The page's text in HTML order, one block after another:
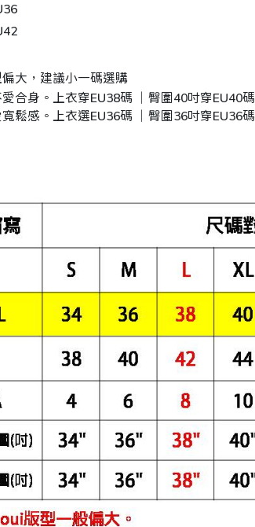
大，建議小一碼選購
合身。上衣穿EU38碼 ｜臀圍40吋穿EU40碼
鬆感。上衣選EU36碼 ｜臀圍36吋穿EU36碼